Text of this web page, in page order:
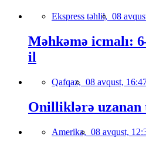
Ekspress təhlil, 08
Məhkəmə icmalı:
il
Qafqaz, 08 avqust,
Onilliklərə uzanan
Amerika, 08 avqust,